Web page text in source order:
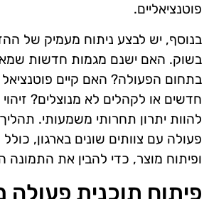
פוטנציאליים.
בנוסף, יש לבצע ניתוח מעמיק של
בשוק. האם ישנם מגמות חדשות
בתחום הפעולה? האם קיים פוטנציאל
חדשים או לקהלים לא מנוצלים? זיהוי
להוות יתרון תחרותי משמעותי.
פעולה עם צוותים שונים בארגון, כולל
ופיתוח מוצר, כדי להבין את התמונה
פיתוח תוכנית